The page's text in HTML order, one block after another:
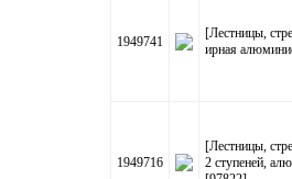
1949741
[Лестницы,
ирная
1949716
[Лестницы,
2 ступеней,